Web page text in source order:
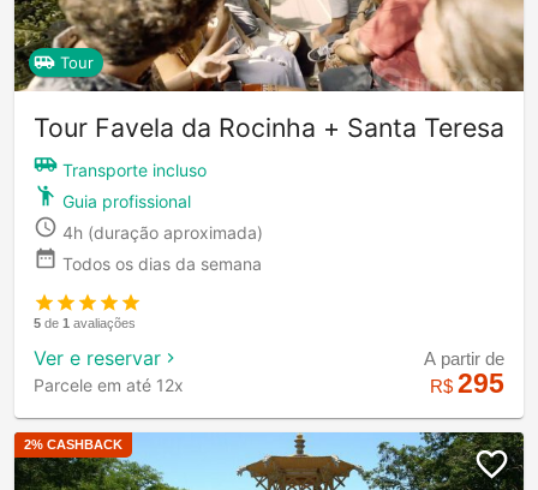
Tour
Tour Favela da Rocinha + Santa Teresa
Transporte incluso
Guia profissional
4h (duração aproximada)
Todos os dias da semana
5 de 1 avaliações
Ver e reservar
Parcele em até 12x
A partir de
R$ 295
2% CASHBACK